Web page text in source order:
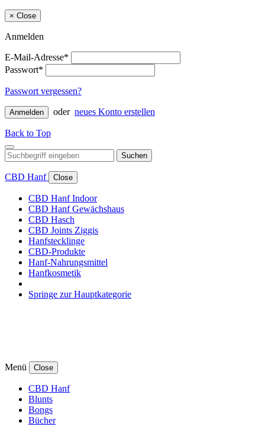
× Close
Anmelden
E-Mail-Adresse*
Passwort*
Passwort vergessen?
Anmelden oder neues Konto erstellen
Back to Top
Suchen
CBD Hanf Close
CBD Hanf Indoor
CBD Hanf Gewächshaus
CBD Hasch
CBD Joints Ziggis
Hanfstecklinge
CBD-Produkte
Hanf-Nahrungsmittel
Hanfkosmetik
Springe zur Hauptkategorie
Menü Close
CBD Hanf
Blunts
Bongs
Bücher